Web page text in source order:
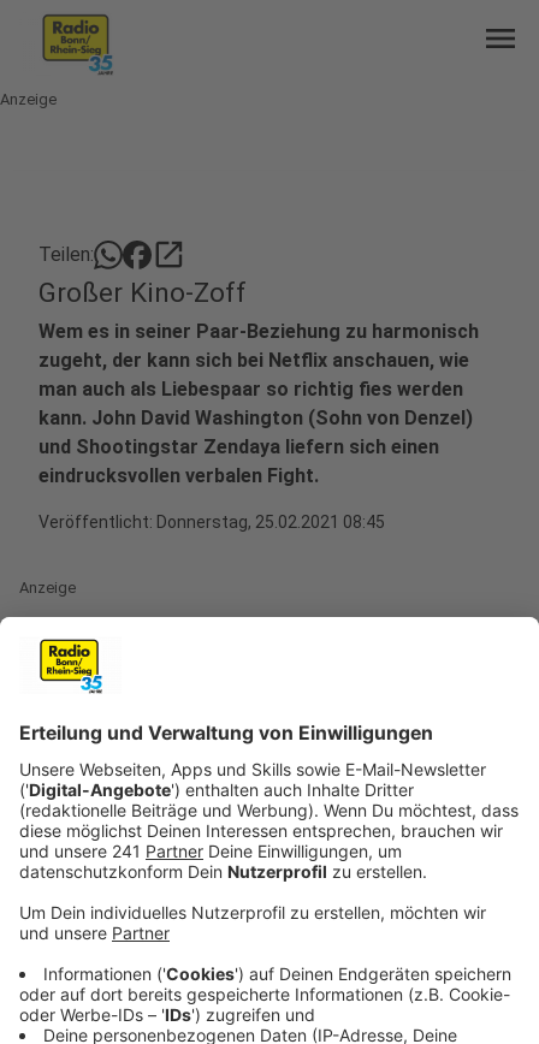
menu
Anzeige
Teilen: open_in_new
Großer Kino-Zoff
Wem es in seiner Paar-Beziehung zu harmonisch
zugeht, der kann sich bei Netflix anschauen, wie
man auch als Liebespaar so richtig fies werden
kann. John David Washington (Sohn von Denzel)
und Shootingstar Zendaya liefern sich einen
eindrucksvollen verbalen Fight.
Veröffentlicht: Donnerstag, 25.02.2021 08:45
Anzeige
Malcolm & Marie
Anzeige
Erstmal vorweg: man muss Filme mögen in denen nur
zwei Schauspieler zu sehen sind, die sich den ganzen
Film über unterhalten. Und man muss schwarz/weiss
Filme mögen. Wer da sagt: mag ich, sollte sich diesen
Film unbedingt ansehen. John David Washington
(zuletzt Hauptdarsteller in Tenet) und Zendaya liefern
sich ein wortreiches Duell. Er bezeichnet sie als
nervigste, unerträglichste und schwierigste Frau, die er